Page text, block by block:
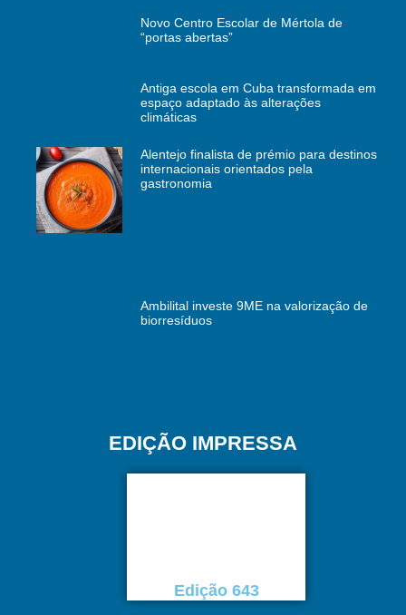
Novo Centro Escolar de Mértola de
“portas abertas”
Antiga escola em Cuba transformada em
espaço adaptado às alterações
climáticas
Alentejo finalista de prémio para destinos
internacionais orientados pela
gastronomia
Ambilital investe 9ME na valorização de
biorresíduos
EDIÇÃO IMPRESSA
Edição 643